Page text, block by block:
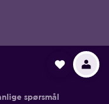
spørsmål